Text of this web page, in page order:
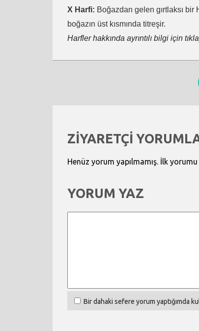
X Harfi: Boğazdan gelen gırtlaksı bir
boğazın üst kısmında titreşir.
Harfler hakkında ayrıntılı bilgi için
ZİYARETÇİ
Henüz yorum yapılmamış. İlk
YORUM YAZ
Bir dahaki sefere yorum yaptığımda